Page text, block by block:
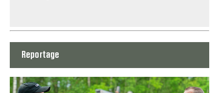
Reportage